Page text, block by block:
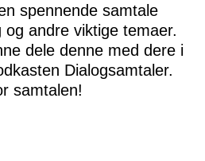
spennende samtale
andre viktige temaer.
dele denne med dere i
Dialogsamtaler.
samtalen!